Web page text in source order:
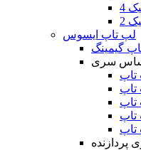
لپ تاپ ایسوس
سری